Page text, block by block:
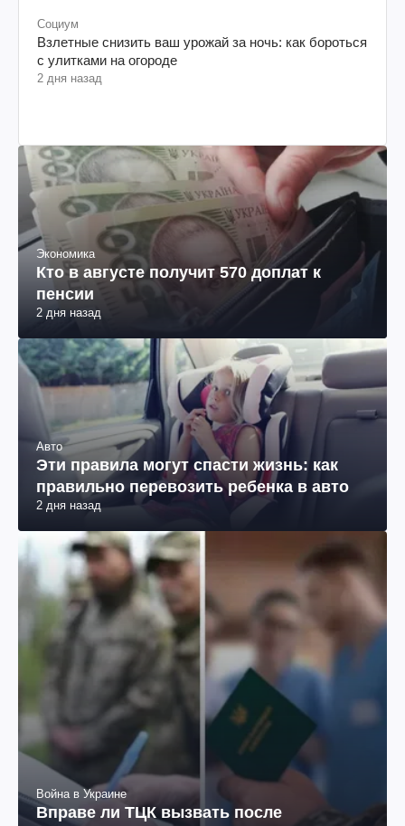
Социум
Взлетные снизить ваш урожай за ночь: как бороться
с улитками на огороде
2 дня назад
Экономика
Кто в августе получит 570 доплат к
пенсии
2 дня назад
Авто
Эти правила могут спасти жизнь: как
правильно перевозить ребенка в авто
2 дня назад
Война в Украине
Вправе ли ТЦК вызвать после